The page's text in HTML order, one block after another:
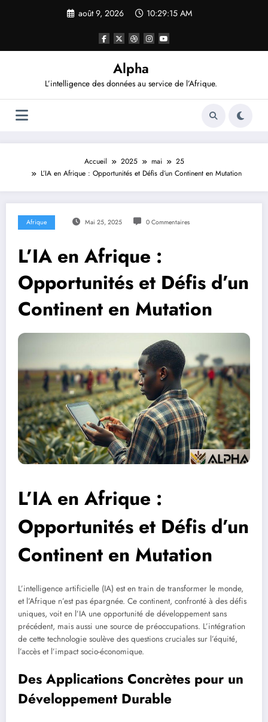
août 9, 2026 10:29:16 AM
Alpha
L’intelligence des données au service de l’Afrique.
Accueil 2025 mai
25
L’IA en Afrique : Opportunités et Défis d’un Continent en Mutation
Afrique Mai 25, 2025 0 Commentaires
L’IA en Afrique :
Opportunités et Défis d’un
Continent en Mutation
L’IA en Afrique :
Opportunités et Défis d’un
Continent en Mutation
L’intelligence artificielle (IA) est en train de transformer le monde,
et l’Afrique n’est pas épargnée. Ce continent, confronté à des défis
uniques, voit en l’IA une opportunité de développement sans
précédent, mais aussi une source de préoccupations. L’intégration
de cette technologie soulève des questions cruciales sur l’équité,
l’accès et l’impact socio-économique.
Des Applications Concrètes pour un
Développement Durable